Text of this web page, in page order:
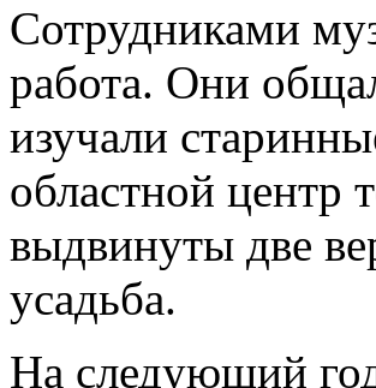
Сотрудниками
работа. Они
изучали
областной центр
выдвинуты две
усадьба.
На следующий